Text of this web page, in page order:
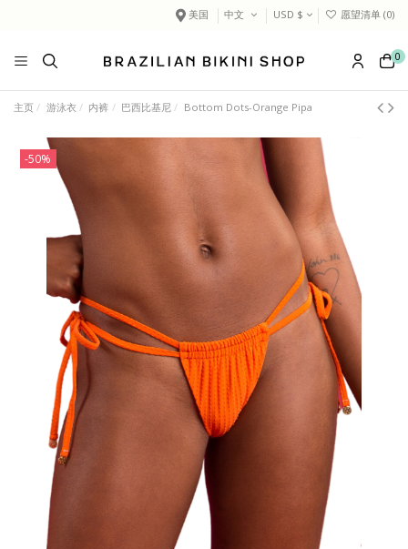
美国 中文 USD $ 愿望清单 (0)
0
主页 游泳衣 内裤 巴西比基尼 Bottom Dots-Orange Pipa
-50%